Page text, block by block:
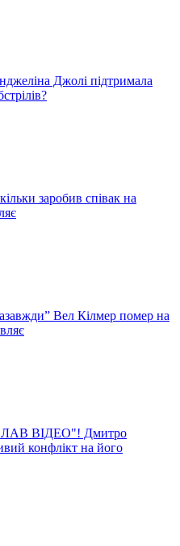
Джолі підтримала
заробив співак на
Вел Кілмер помер на
ВІДЕО"! Дмитро
конфлікт на його